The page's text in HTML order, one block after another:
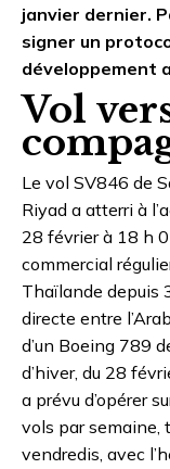
janvier dernier.
signer un
développement
Vol
Le vol SV846 de
Riyad a atterri à
28 février à 18 h
commercial
Thaïlande depuis
directe entre
d’un Boeing 789
d’hiver, du 28
a prévu d’opérer
vols par semaine,
vendredis, avec